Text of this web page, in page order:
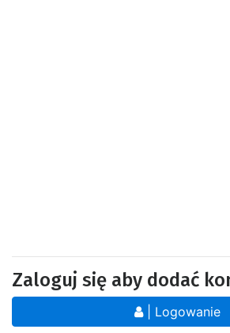
Zaloguj się aby dodać
| Logowanie